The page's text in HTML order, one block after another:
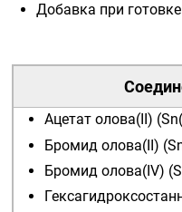
Добавка при
Ацетат олова(II)
Бромид олова(II)
Бромид олова(IV)